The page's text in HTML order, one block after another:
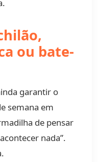
ou bate-
garantir o
semana em
de pensar
nada”.